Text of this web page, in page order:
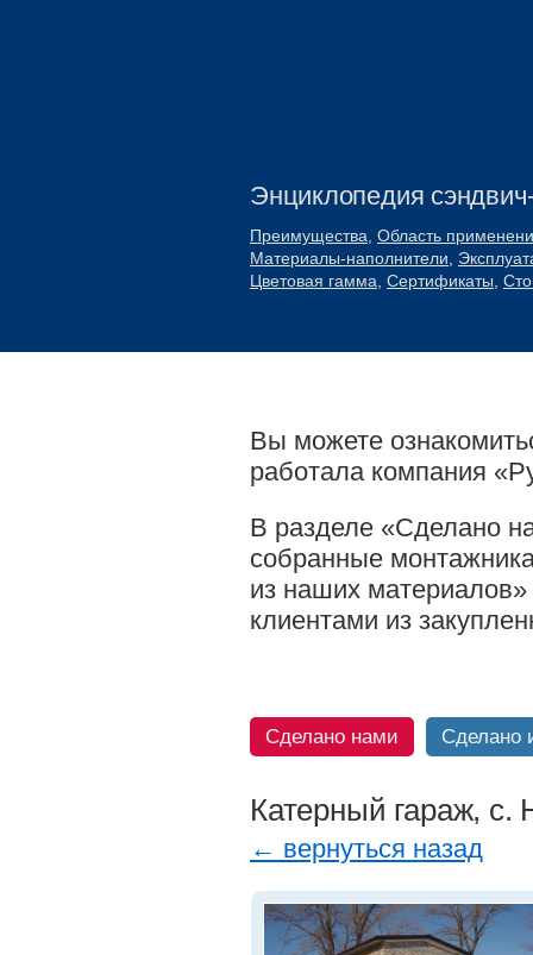
Энциклопедия
Преимущества Область
Материалы-наполнители
Цветовая гамма Сертификаты
Вы можете
работала компания
В разделе «Сделано
собранные
из наших
клиентами из
Сделано нами Сделано
Катерный гараж, с.
← вернуться назад